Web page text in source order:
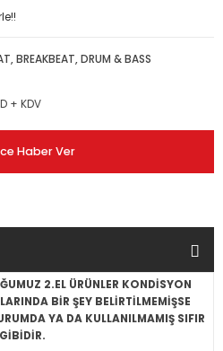
BREAKBEAT, DRUM & BASS
+ KDV
Haber Ver
2.EL ÜRÜNLER KONDİSYON
BİR ŞEY BELİRTİLMEMİŞSE
YA DA KULLANILMAMIŞ SIFIR
GİBİDİR.